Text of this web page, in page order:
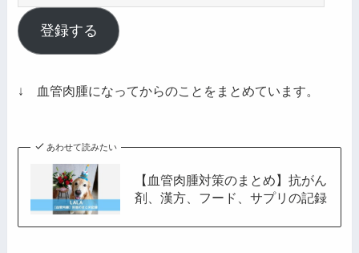
ー
ル
ア
レ
登録する
↓ 血管肉腫になってからのことをまとめています。
あわせて読みたい
【血管肉腫対策のまとめ】抗がん
剤、漢方、フード、サプリの記録